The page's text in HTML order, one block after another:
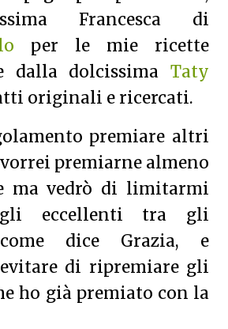
Francesca di
per le mie ricette
dalla dolcissima Taty
originali e ricercati.
premiare altri
premiarne almeno
ma vedrò di limitarmi
gli eccellenti tra gli
dice Grazia, e
di ripremiare gli
ho già premiato con la